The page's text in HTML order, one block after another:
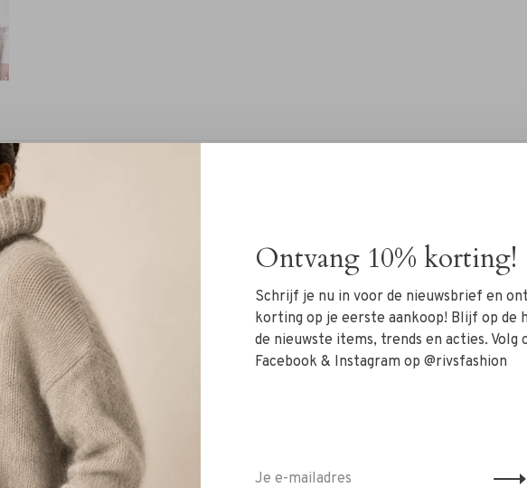
must-have voor iedere stijlvolle garderobe. Deze
uitgevoerd in een zachte stof met subtiele krijtstrepen
looks. De tailleband sluit soepel aan en
silhouette.
naar beneden, waardoor je figuur slanker oogt en
deze klassieker met een zijden blouse en pumps
trui en laarzen voor comfortabele luxe in het
Ontvang 10% korting!
Schrijf je nu in voor de nieuwsbrief en
korting op je eerste aankoop! Blijf op de
de nieuwste items, trends en acties. Volg
Facebook & Instagram op @rivsfashion